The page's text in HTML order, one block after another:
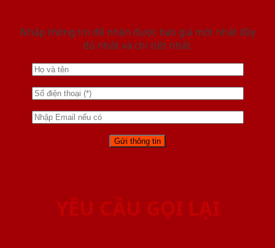
Nhập thông tin để nhận được báo giá mới nhât đầy
đủ nhất và chi tiết nhất.
YÊU CẦU GỌI LẠI